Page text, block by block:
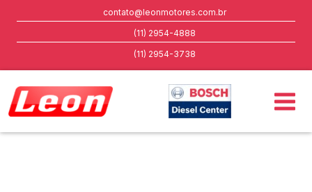
contato@leonmotores.com.br
(11) 2954-4888
(11) 2954-3738